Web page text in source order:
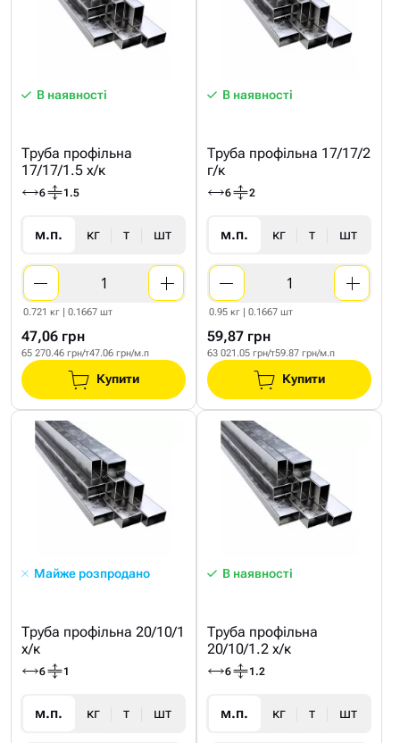
В наявності
Труба профільна
17/17/1.5 х/к
6 1.5
м.п. кг т шт
0.721 кг | 0.1667 шт
47,06 грн
65 270.46 грн/т47.06 грн/м.п
Купити
В наявності
Труба профільна 17/17/2
г/к
6 2
м.п. кг т шт
0.95 кг | 0.1667 шт
59,87 грн
63 021.05 грн/т59.87 грн/м.п
Купити
Майже розпродано
Труба профільна 20/10/1
х/к
6 1
м.п. кг т шт
В наявності
Труба профільна
20/10/1.2 х/к
6 1.2
м.п. кг т шт